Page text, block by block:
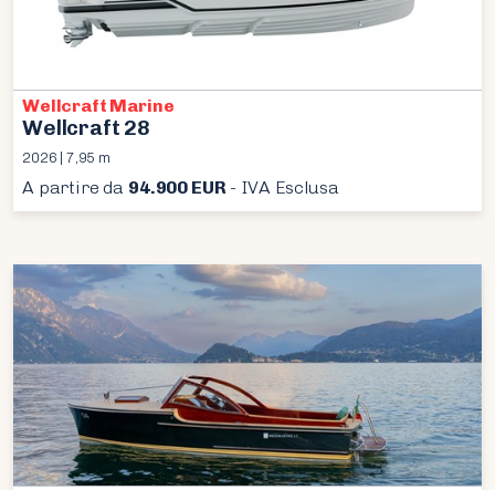
Wellcraft Marine
Wellcraft 28
2026 | 7,95 m
A partire da 94.900 EUR- IVA Esclusa